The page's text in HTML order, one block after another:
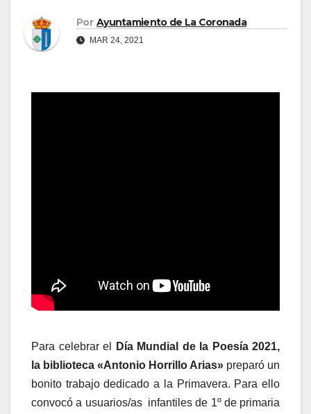
Por Ayuntamiento de La Coronada
MAR 24, 2021
Para celebrar el
Día Mundial de la Poesía 2021,
la biblioteca «Antonio Horrillo Arias» preparó un
bonito trabajo dedicado a la Primavera. Para ello
convocó a usuarios/as infantiles de 1º de primaria